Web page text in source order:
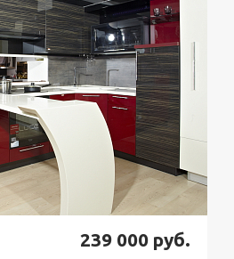
239 000 руб.